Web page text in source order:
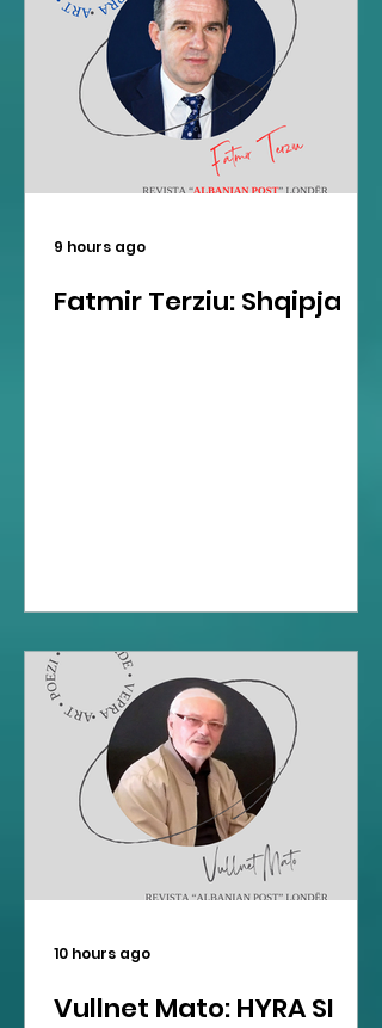
Fatmir Terziu: Shqipja
9 hours ago
Vullnet Mato: HYRA SI
10 hours ago